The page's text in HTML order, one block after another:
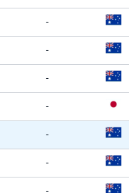
-
-
-
-
-
-